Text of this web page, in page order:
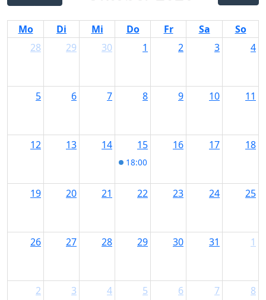
Link
Mo Di Mi Do Fr Sa
So
28
29 30 1 2 3 4
5 6 7 8 9 10 11
12 13 14 15
18:00
16 17 18
19 20 21 22 23 24 25
26 27 28 29 30 31 1
2 3 4 5 6 7 8